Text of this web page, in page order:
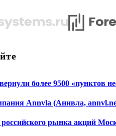
более 9500 «пунктов
Annvla (Аннвла,
рынка акций